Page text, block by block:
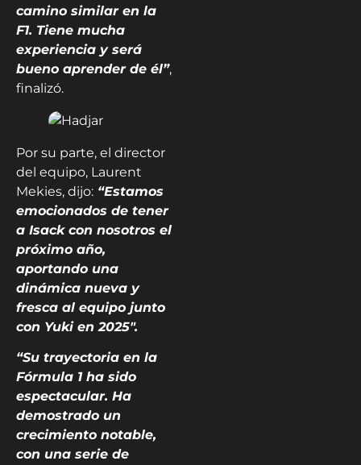
camino similar en la
F1. Tiene mucha
experiencia y será
bueno aprender de él”,
finalizó.
Por su parte, el director
del equipo, Laurent
Mekies, dijo: “Estamos
emocionados de tener
a Isack con nosotros el
próximo año,
aportando una
dinámica nueva y
fresca al equipo junto
con Yuki en 2025″.
“Su trayectoria en la
Fórmula 1 ha sido
espectacular. Ha
demostrado un
crecimiento notable,
con una serie de